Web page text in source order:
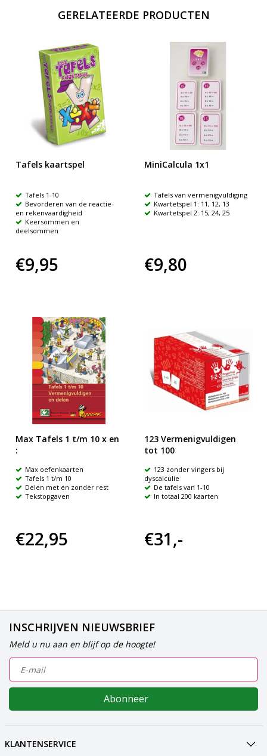
GERELATEERDE PRODUCTEN
Tafels kaartspel
Tafels 1-10
Bevorderen van de reactie-
en rekenvaardigheid
Keersommen en
deelsommen
€9,95
MiniCalcula 1x1
Tafels van vermenigvuldiging
Kwartetspel 1: 11, 12, 13
Kwartetspel 2: 15, 24, 25
€9,80
Max Tafels 1 t/m 10 x en
:
Max oefenkaarten
Tafels 1 t/m 10
Delen met en zonder rest
Tekstopgaven
€22,95
123 Vermenigvuldigen
tot 100
123 zonder vingers bij
dyscalculie
De tafels van 1-10
In totaal 200 kaarten
€31,-
INSCHRIJVEN NIEUWSBRIEF
Meld u nu aan en blijf op de hoogte!
Abonneer
KLANTENSERVICE